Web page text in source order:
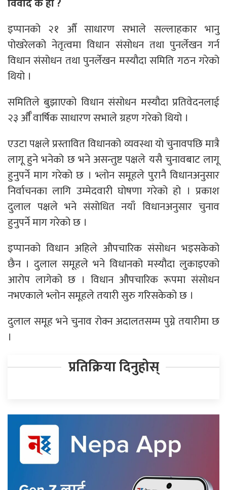
इप्पानको २१ औँ साधारण सभाले सल्लाहकार भानु
पोखरेलको नेतृत्वमा विधान संसोधन तथा पुनर्लेखन गर्न
विधान संसोधन तथा पुनर्लेखन मस्यौदा समिति गठन गरेको
थियो ।
समितिले बुझाएको विधान संसोधन मस्यौदा प्रतिवेदनलाई
२३ र्औँ वार्षिक साधारण सभाले ग्रहण गरेको थियो ।
एउटा पक्षले प्रस्तावित विधानको व्यवस्था यो चुनावपछि मात्रै
लागू हुने भनेको छ भने असन्तुष्ट पक्षले यसै चुनावबाट लागू
हुनुपर्ने माग गरेको छ । भ्लोन समूहले पुरानै विधानअनुसार
निर्वाचनका लागि उम्मेदवारी घोषणा गरेको हो । प्रकाश
दुलाल पक्षले भने संसोधित नयाँ विधानअनुसार चुनाव
हुनुपर्ने माग गरेको छ ।
इप्पानको विधान अहिले औपचारिक संसोधन भइसकेको
छैन । दुलाल समूहले भने विधानको मस्यौदा लुकाइएको
आरोप लागेको छ । विधान औपचारिक रूपमा संसोधन
नभएकाले भ्लोन समूहले तयारी सुरु गरिसकेको छ ।
दुलाल समूह भने चुनाव रोक्न अदालतसम्म पुग्ने तयारीमा छ
।
प्रतिक्रिया दिनुहोस्